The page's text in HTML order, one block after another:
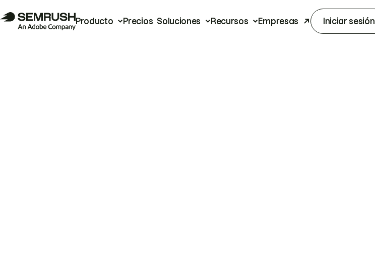
Producto Precios Soluciones Recursos Empresas Iniciar sesión